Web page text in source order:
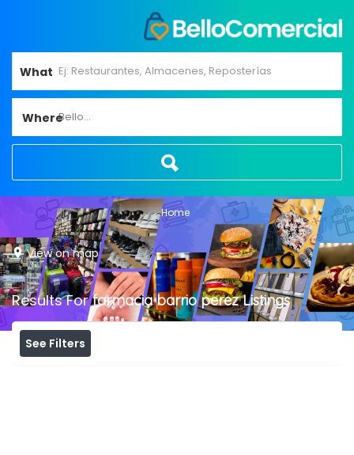
What
WhereBello...
Home
View on map
Results Forfarmacia barrio perez Listings
See Filters